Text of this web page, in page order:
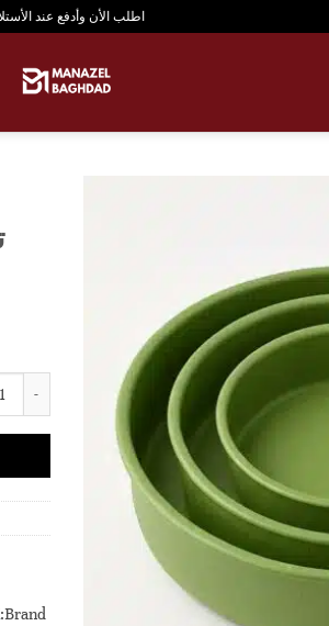
اطلب الأن وأدفع عند
Brand: